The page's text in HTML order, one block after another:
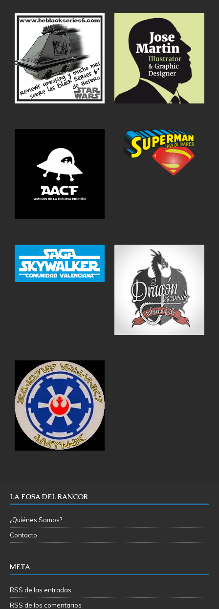
LA FOSA DEL RANCOR
¿Quiénes Somos?
Contacto
META
RSS de las entradas
RSS de los comentarios